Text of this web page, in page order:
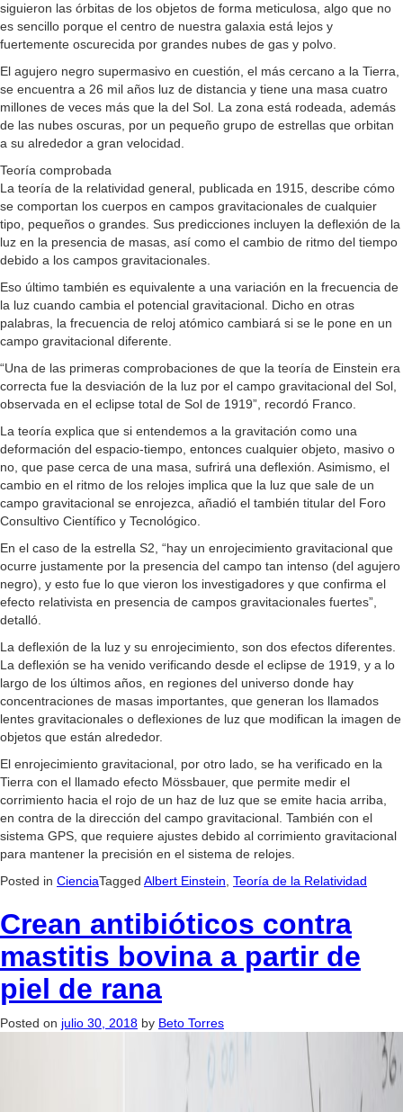
siguieron las órbitas de los objetos de forma meticulosa, algo que no
es sencillo porque el centro de nuestra galaxia está lejos y
fuertemente oscurecida por grandes nubes de gas y polvo.
El agujero negro supermasivo en cuestión, el más cercano a la Tierra,
se encuentra a 26 mil años luz de distancia y tiene una masa cuatro
millones de veces más que la del Sol. La zona está rodeada, además
de las nubes oscuras, por un pequeño grupo de estrellas que orbitan
a su alrededor a gran velocidad.
Teoría comprobada
La teoría de la relatividad general, publicada en 1915, describe cómo
se comportan los cuerpos en campos gravitacionales de cualquier
tipo, pequeños o grandes. Sus predicciones incluyen la deflexión de la
luz en la presencia de masas, así como el cambio de ritmo del tiempo
debido a los campos gravitacionales.
Eso último también es equivalente a una variación en la frecuencia de
la luz cuando cambia el potencial gravitacional. Dicho en otras
palabras, la frecuencia de reloj atómico cambiará si se le pone en un
campo gravitacional diferente.
“Una de las primeras comprobaciones de que la teoría de Einstein era
correcta fue la desviación de la luz por el campo gravitacional del Sol,
observada en el eclipse total de Sol de 1919”, recordó Franco.
La teoría explica que si entendemos a la gravitación como una
deformación del espacio-tiempo, entonces cualquier objeto, masivo o
no, que pase cerca de una masa, sufrirá una deflexión. Asimismo, el
cambio en el ritmo de los relojes implica que la luz que sale de un
campo gravitacional se enrojezca, añadió el también titular del Foro
Consultivo Científico y Tecnológico.
En el caso de la estrella S2, “hay un enrojecimiento gravitacional que
ocurre justamente por la presencia del campo tan intenso (del agujero
negro), y esto fue lo que vieron los investigadores y que confirma el
efecto relativista en presencia de campos gravitacionales fuertes”,
detalló.
La deflexión de la luz y su enrojecimiento, son dos efectos diferentes.
La deflexión se ha venido verificando desde el eclipse de 1919, y a lo
largo de los últimos años, en regiones del universo donde hay
concentraciones de masas importantes, que generan los llamados
lentes gravitacionales o deflexiones de luz que modifican la imagen de
objetos que están alrededor.
El enrojecimiento gravitacional, por otro lado, se ha verificado en la
Tierra con el llamado efecto Mössbauer, que permite medir el
corrimiento hacia el rojo de un haz de luz que se emite hacia arriba,
en contra de la dirección del campo gravitacional. También con el
sistema GPS, que requiere ajustes debido al corrimiento gravitacional
para mantener la precisión en el sistema de relojes.
Posted in CienciaTagged Albert Einstein Teoría de la Relatividad
Crean antibióticos contra
mastitis bovina a partir de
piel de rana
Posted on julio 30, 2018 by Beto Torres